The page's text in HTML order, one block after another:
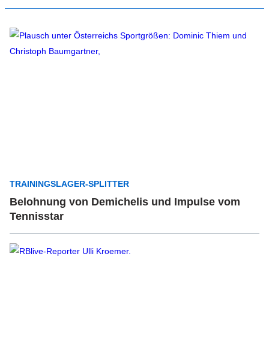
TRAININGSLAGER-SPLITTER
Belohnung von Demichelis und Impulse vom
Tennisstar